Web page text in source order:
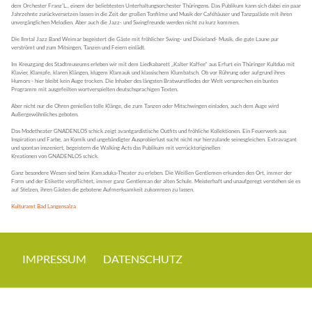
dem Orchester Franz'L., einem der beliebtesten Unterhaltungsorchester Thüringens. Das Publikum kann sich dabei ein paar
Jahrzehnte zurückversetzen lassen in die Zeit der großen Tonfilme und Musik der Caféhäuser und Tanzpaläste mit ihren
unvergänglichen Melodien. Aber auch die Jazz- und Swingfreunde werden nicht zu kurz kommen.
Die Ilmtal Jazz Band Weimar begeistert die Gäste mit fröhlicher Swing- und Dixieland- Musik, die gute Laune pur
verströmt und zum Mitsingen, Tanzen und Feiern einlädt.
Im Kreuzgang des Stadtmuseums erleben wir mit dem Liedkabarett „Kalter Kaffee“ aus Erfurt ein Thüringer Kultduo mit
Klavier, Klampfe, klaren Klängen, klugem Klamauk und klassischem Klumbatsch. Ob vor Rührung oder aufgrund ihres
Humors - hier bleibt kein Auge trocken. Die Inhaber des längsten Bratwurstliedes der Welt versprechen ein buntes
Programm mit ausgefeilten wortverspielten deutschsprachigen Texten.
Aber nicht nur die Ohren genießen tolle Klänge, die zum Tanzen oder Mitschwingen einladen, auch dem Auge wird
Außergewöhnliches geboten.
Das Modetheater GNADENLOS schick zeigt avantgardistische Outfits und fröhliche Kollektionen. Ein Feuerwerk aus
Inspiration und Farbe, an Komik und ungebändigter Ausprobierlust sucht nicht nur hierzulande seinesgleichen. Extravagant
und spontan inszeniert, begeistern die Walking Acts das Publikum mit verrücktoriginellen
Kreationen von GNADENLOS schick.
Ganz besondere Wesen sind beim Kamaduka-Theater zu erleben. Die Weißen Gentlemen erkunden den Ort, immer der
Form und der Etikette verpflichtet, immer ganz Gentleman der alten Schule. Meisterhaft und unaufgeregt verstehen sie es
auf Stelzen, ihren Gästen die gebotene Aufmerksamkeit zukommen zu lassen.
Kulturamt Bad Langensalza
IMPRESSUM DATENSCHUTZ